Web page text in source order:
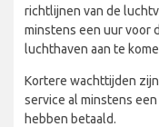
richtlijnen van de
minstens een uur voor
luchthaven aan te
Kortere wachttijden
service al minstens
hebben betaald.